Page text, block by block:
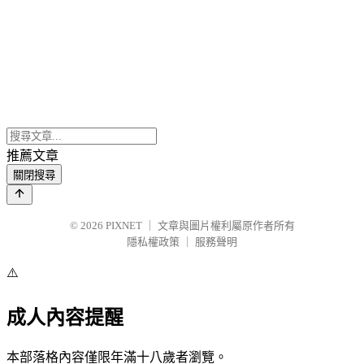
推薦文章
關閉搜尋
© 2026 PIXNET
文章與圖片權利屬原作者所有
隱私權政策
服務聲明
⚠️
成人內容提醒
本部落格內容僅限年滿十八歲者瀏覽。